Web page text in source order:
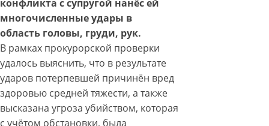
конфликта с супругой нанёс ей
многочисленные удары в
область головы, груди, рук.
В рамках прокурорской проверки
удалось выяснить, что в результате
ударов потерпевшей причинён вред
здоровью средней тяжести, а также
высказана угроза убийством, которая
с учётом обстановки, была